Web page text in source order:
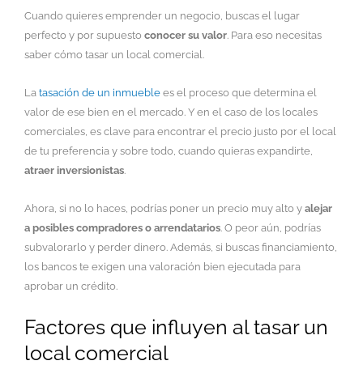
Cuando quieres emprender un negocio, buscas el lugar
perfecto y por supuesto conocer su valor. Para eso necesitas
saber cómo tasar un local comercial​.
La tasación de un inmueble es el proceso que determina el
valor de ese bien en el mercado. Y en el caso de los locales
comerciales, es clave para encontrar el precio justo por el local
de tu preferencia y sobre todo, cuando quieras expandirte,
atraer inversionistas
Ahora, si no lo haces,​ podrías poner un precio muy alto y alejar
a posibles compradores o arrendatarios . O peor aún, podrías
subvalorarlo y perder dinero. Además, si buscas financiamiento,
los bancos te exigen una valoración bien ejecutada para
aprobar un crédito.
Factores que influyen al tasar un
local comercial